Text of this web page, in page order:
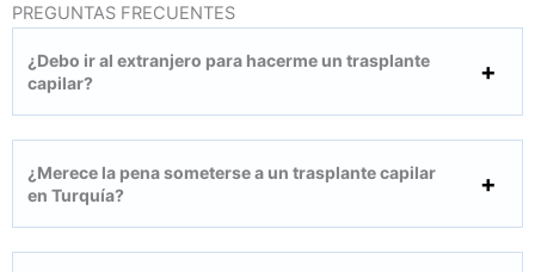
PREGUNTAS FRECUENTES
¿Debo ir al extranjero para hacerme un trasplante
capilar?
¿Merece la pena someterse a un trasplante capilar
en Turquía?